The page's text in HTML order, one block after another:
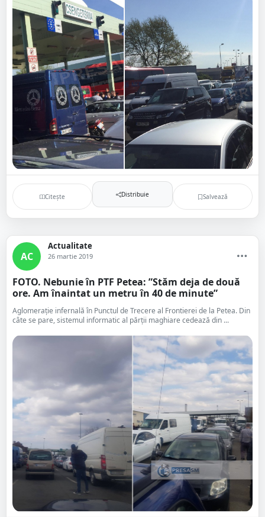
Citește Distribuie Salvează
AC
Actualitate
26 martie 2019
FOTO. Nebunie în PTF Petea: ”Stăm deja de două
ore. Am înaintat un metru în 40 de minute”
Aglomerație infernală în Punctul de Trecere al Frontierei de la Petea. Din
câte se pare, sistemul informatic al părții maghiare cedează din ...